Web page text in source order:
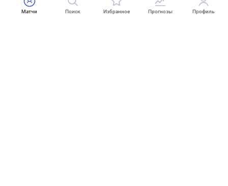
Матчи Поиск Избранное Прогнозы Профиль